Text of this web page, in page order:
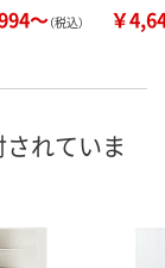
～（税込） ￥
れていま